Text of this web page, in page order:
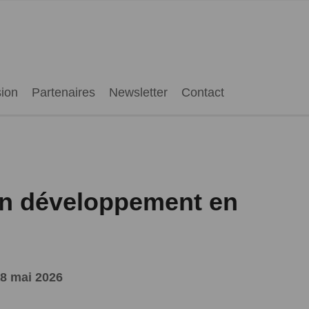
Partenaires Newsletter Contact
développement en
mai 2026